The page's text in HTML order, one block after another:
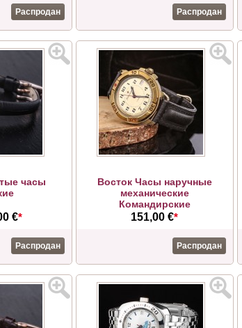
Распродан Распродан
часы
€*
Распродан
Восток Часы наручные
механические
Командирские
151,00 €*
Распродан